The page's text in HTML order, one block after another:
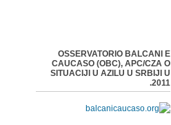
OSSERVATORIO BALCANI E
CAUCASO (OBC), APC/CZA O
SITUACIJI U AZILU U SRBIJI U
2011.